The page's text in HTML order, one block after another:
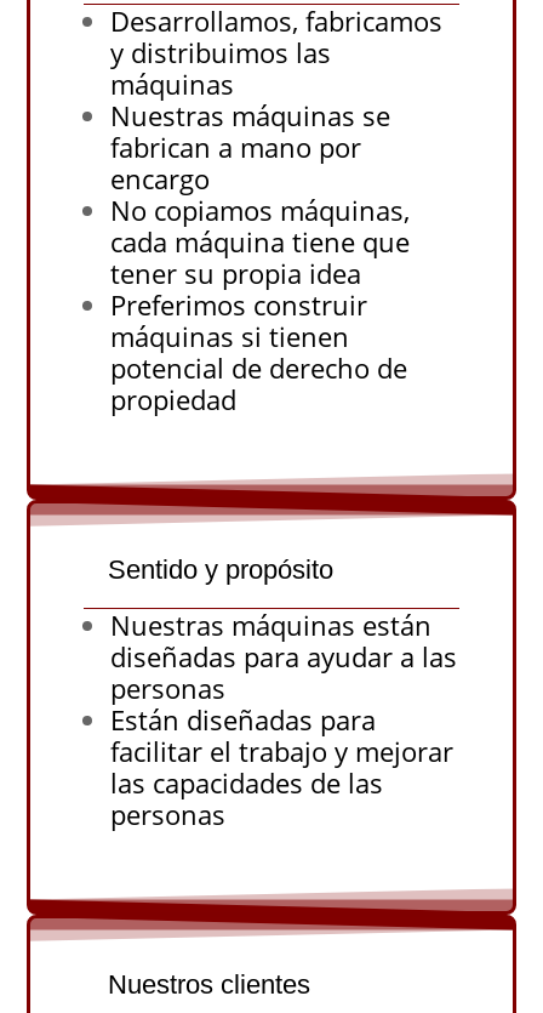
Desarrollamos, fabricamos
y distribuimos las
máquinas
Nuestras máquinas se
fabrican a mano por
encargo
No copiamos máquinas,
cada máquina tiene que
tener su propia idea
Preferimos construir
máquinas si tienen
potencial de derecho de
propiedad
Sentido y propósito
Nuestras máquinas están
diseñadas para ayudar a las
personas
Están diseñadas para
facilitar el trabajo y mejorar
las capacidades de las
personas
Nuestros clientes